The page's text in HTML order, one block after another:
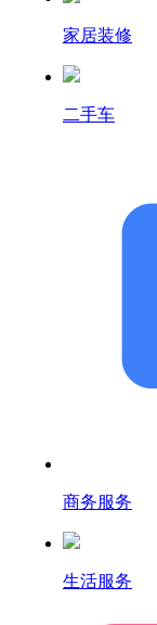
家居装修
二手车
商务服务
生活服务